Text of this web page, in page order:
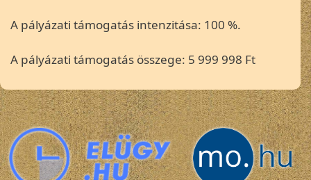
A pályázati támogatás intenzitása: 100 %.
A pályázati támogatás összege: 5 999 998 Ft